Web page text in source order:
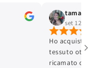
tamara selis
set 12, 2025
Ho acquistato
tessuto ottimo e
ricamato con